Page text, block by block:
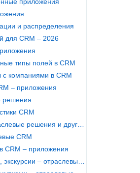
и распределения
для CRM – 2026
типы полей в CRM
компаниями в CRM
– приложения
решения
CRM
CRM
CRM – приложения